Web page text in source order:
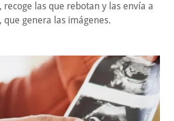
recoge las que rebotan y las envía a
genera las imágenes.